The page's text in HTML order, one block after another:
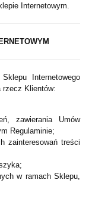
Internetowym.
Internetowego
rzecz Klientów:
zawierania Umów
Regulaminie;
zainteresowań treści
w ramach Sklepu,